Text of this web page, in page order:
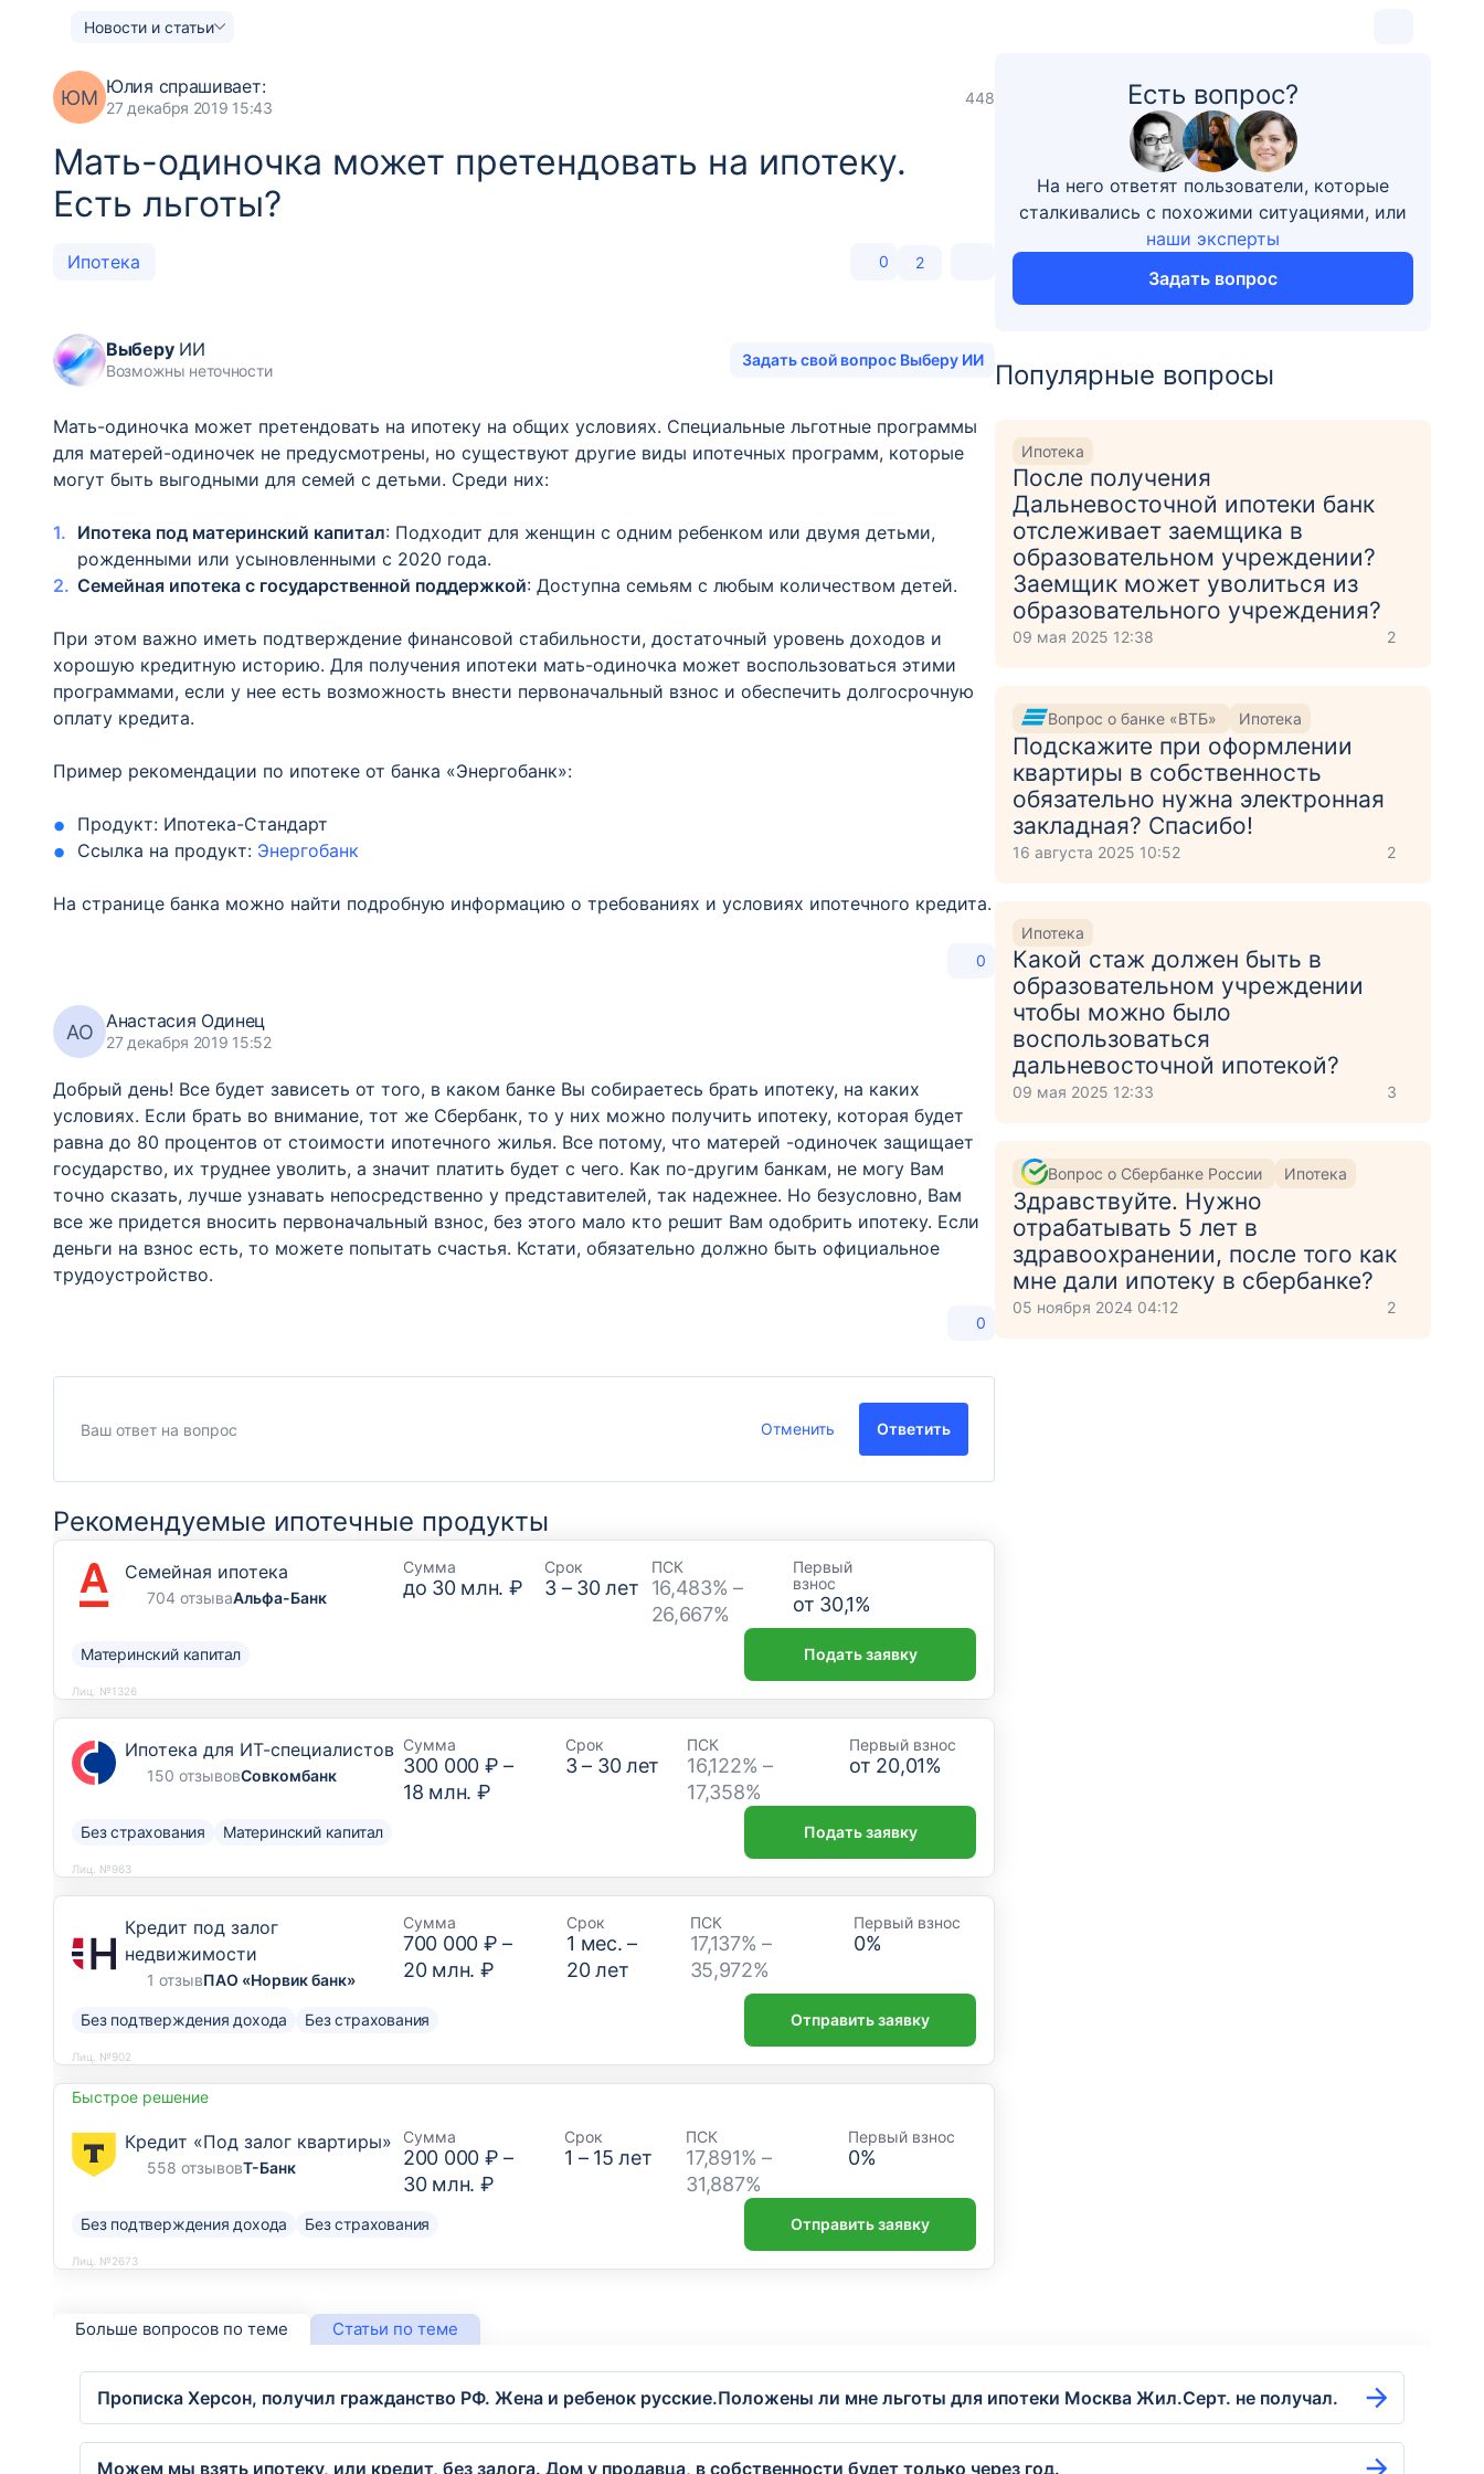
Новости и статьи
ЮМ Юлия спрашивает:
27 декабря 2019 15:43
448
Мать-одиночка может претендовать на ипотеку.
Есть льготы?
Ипотека 0 2
ВыберуИИ
Возможны неточности
Задать свой вопрос Выберу ИИ
Мать-одиночка может претендовать на ипотеку на общих условиях. Специальные льготные программы
для матерей-одиночек не предусмотрены, но существуют другие виды ипотечных программ, которые
могут быть выгодными для семей с детьми. Среди них:
Ипотека под материнский капитал: Подходит для женщин с одним ребенком или двумя детьми,
рожденными или усыновленными с 2020 года.
Семейная ипотека с государственной поддержкой: Доступна семьям с любым количеством детей.
При этом важно иметь подтверждение финансовой стабильности, достаточный уровень доходов и
хорошую кредитную историю. Для получения ипотеки мать-одиночка может воспользоваться этими
программами, если у нее есть возможность внести первоначальный взнос и обеспечить долгосрочную
оплату кредита.
Пример рекомендации по ипотеке от банка «Энергобанк»:
Продукт: Ипотека-Стандарт
Ссылка на продукт: Энергобанк
На странице банка можно найти подробную информацию о требованиях и условиях ипотечного кредита.
0
АО Анастасия Одинец
27 декабря 2019 15:52
Добрый день! Все будет зависеть от того, в каком банке Вы собираетесь брать ипотеку, на каких
условиях. Если брать во внимание, тот же Сбербанк, то у них можно получить ипотеку, которая будет
равна до 80 процентов от стоимости ипотечного жилья. Все потому, что матерей -одиночек защищает
государство, их труднее уволить, а значит платить будет с чего. Как по-другим банкам, не могу Вам
точно сказать, лучше узнавать непосредственно у представителей, так надежнее. Но безусловно, Вам
все же придется вносить первоначальный взнос, без этого мало кто решит Вам одобрить ипотеку. Если
деньги на взнос есть, то можете попытать счастья. Кстати, обязательно должно быть официальное
трудоустройство.
0
Отменить Ответить
Рекомендуемые ипотечные продукты
Семейная ипотека
704 отзываАльфа-Банк
Сумма
до 30 млн. ₽
Срок
3 – 30лет
ПСК
16,483% –
26,667%
Первый
взнос
от 30,1%
Материнский капитал Подать заявку
Лиц. №1326
Ипотека для ИТ-специалистов
150 отзывовСовкомбанк
Сумма
300 000 ₽ –
18 млн. ₽
Срок
3– 30лет
ПСК
16,122% –
17,358%
Первый взнос
от 20,01%
Без страхования Материнский капитал Подать заявку
Лиц. №963
Кредит под залог
недвижимости
1 отзывПАО «Норвик банк»
Сумма
700 000 ₽ –
20 млн. ₽
Срок
1 мес. –
20лет
ПСК
17,137% –
35,972%
Первый взнос
0%
Без подтверждения дохода Без страхования Отправить заявку
Лиц. №902
Быстрое решение
Кредит «Под залог квартиры»
558 отзывовТ-Банк
Сумма
200 000 ₽ –
30 млн. ₽
Срок
1 – 15 лет
ПСК
17,891% –
31,887%
Первый взнос
0%
Без подтверждения дохода Без страхования Отправить заявку
Лиц. №2673
Есть вопрос?
На него ответят пользователи, которые
сталкивались с похожими ситуациями, или
наши эксперты
Задать вопрос
Популярные вопросы
Ипотека
После получения
Дальневосточной ипотеки банк
отслеживает заемщика в
образовательном учреждении?
Заемщик может уволиться из
образовательного учреждения?
09 мая 2025 12:38 2
Вопрос о банке «ВТБ» Ипотека
Подскажите при оформлении
квартиры в собственность
обязательно нужна электронная
закладная? Спасибо!
16 августа 2025 10:52 2
Ипотека
Какой стаж должен быть в
образовательном учреждении
чтобы можно было
воспользоваться
дальневосточной ипотекой?
09 мая 2025 12:33 3
Вопрос о Сбербанке России Ипотека
Здравствуйте. Нужно
отрабатывать 5 лет в
здравоохранении, после того как
мне дали ипотеку в сбербанке?
05 ноября 2024 04:12 2
Больше вопросов по теме Статьи по теме
Прописка Херсон, получил гражданство РФ. Жена и ребенок русские.Положены ли мне льготы для ипотеки Москва Жил.Серт. не получал.
Можем мы взять ипотеку, или кредит, без залога. Дом у продавца, в собственности будет только через год.